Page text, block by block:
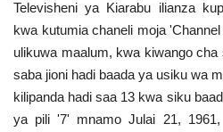
Televisheni ya Kiarabu ilianza
kwa kutumia chaneli moja
ulikuwa maalum, kwa kiwango
saba jioni hadi baada ya usiku wa
kilipanda hadi saa 13 kwa siku
ya pili '7' mnamo Julai 21,